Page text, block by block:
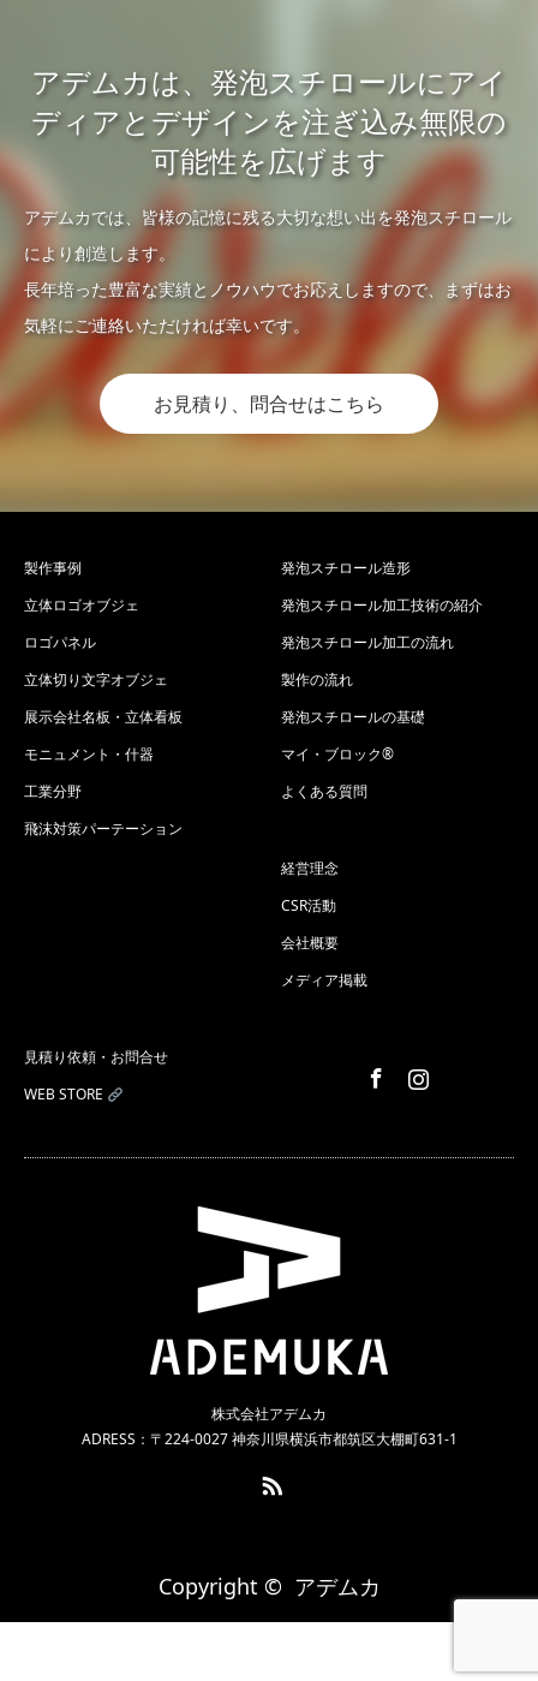
アデムカは、発泡スチロールにアイ
ディアとデザインを注ぎ込み無限の
可能性を広げます
アデムカでは、皆様の記憶に残る大切な想い出を発泡スチロール
により創造します。
長年培った豊富な実績とノウハウでお応えしますので、まずはお
気軽にご連絡いただければ幸いです。
お見積り、問合せはこちら
製作事例
立体ロゴオブジェ
ロゴパネル
立体切り文字オブジェ
展示会社名板・立体看板
モニュメント・什器
工業分野
飛沫対策パーテーション
発泡スチロール造形
発泡スチロール加工技術の紹介
発泡スチロール加工の流れ
製作の流れ
発泡スチロールの基礎
マイ・ブロック®
よくある質問
経営理念
CSR活動
会社概要
メディア掲載
見積り依頼・お問合せ
WEB STORE
FacebookInstagram
株式会社アデムカ
ADRESS：〒224-0027 神奈川県横浜市都筑区大棚町631-1
Copyright © アデムカ
製作実績